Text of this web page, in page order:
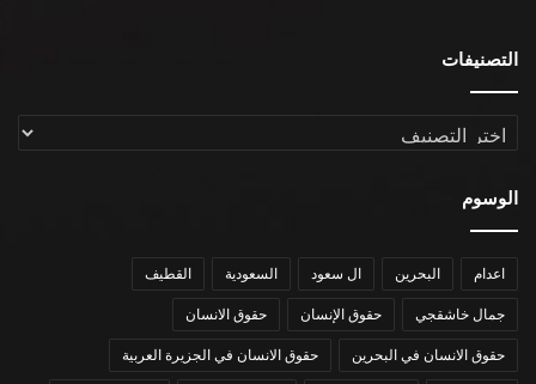
التصنيفات
التصنيفات
الوسوم
اعدام البحرين ال سعود السعودية القطيف
جمال خاشقجي حقوق الإنسان حقوق الانسان
حقوق الانسان في البحرين حقوق الانسان في الجزيرة العربية